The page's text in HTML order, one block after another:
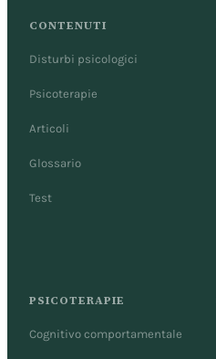
CONTENUTI
Disturbi psicologici
Psicoterapie
Articoli
Glossario
Test
PSICOTERAPIE
Cognitivo comportamentale